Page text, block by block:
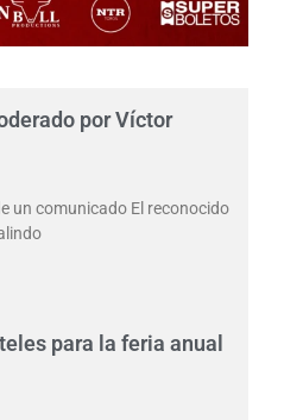
por Víctor
un comunicado El reconocido
para la feria anual